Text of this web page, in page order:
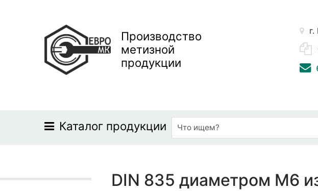
Производство
метизной
продукции
Каталог продукции
DIN 835 диаметром М6